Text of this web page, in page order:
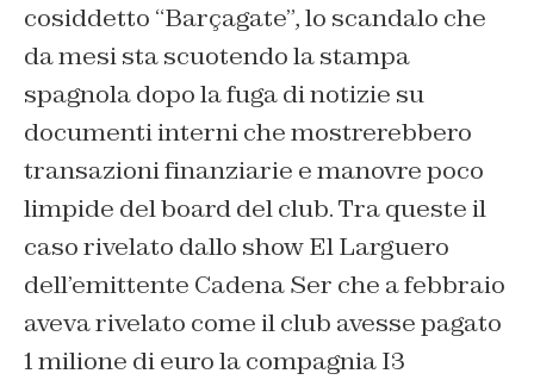
cosiddetto “Barçagate”, lo scandalo che
da mesi sta scuotendo la stampa
spagnola dopo la fuga di notizie su
documenti interni che mostrerebbero
transazioni finanziarie e manovre poco
limpide del board del club. Tra queste il
caso rivelato dallo show El Larguero
dell’emittente Cadena Ser che a febbraio
aveva rivelato come il club avesse pagato
1 milione di euro la compagnia I3